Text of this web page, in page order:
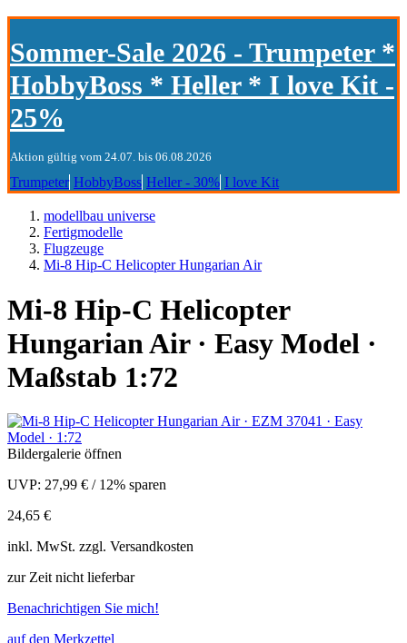
Sommer-Sale 2026 - Trumpeter *
HobbyBoss * Heller * I love Kit -
25%
Aktion gültig vom 24.07. bis 06.08.2026
Trumpeter HobbyBoss Heller - 30% I love Kit
modellbau universe
Fertigmodelle
Flugzeuge
Mi-8 Hip-C Helicopter Hungarian Air
Mi-8 Hip-C Helicopter
Hungarian Air · Easy Model ·
Maßstab 1:72
Bildergalerie öffnen
UVP: 27,99 € / 12% sparen
24,65 €
inkl. MwSt. zzgl. Versandkosten
zur Zeit nicht lieferbar
Benachrichtigen Sie mich!
auf den Merkzettel